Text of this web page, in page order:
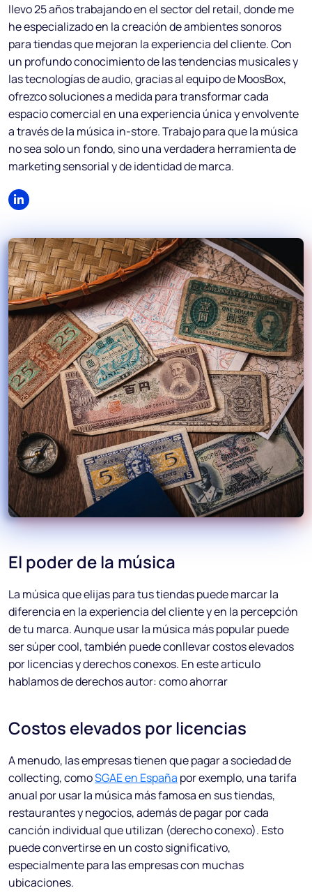
ES
llevo 25 años trabajando en el sector del retail, donde me
he especializado en la creación de ambientes sonoros
para tiendas que mejoran la experiencia del cliente. Con
un profundo conocimiento de las tendencias musicales y
las tecnologías de audio, gracias al equipo de MoosBox,
ofrezco soluciones a medida para transformar cada
espacio comercial en una experiencia única y envolvente
a través de la música in-store. Trabajo para que la música
no sea solo un fondo, sino una verdadera herramienta de
marketing sensorial y de identidad de marca.
El poder de la música
La música que elijas para tus tiendas puede marcar la
diferencia en la experiencia del cliente y en la percepción
de tu marca. Aunque usar la música más popular puede
ser súper cool, también puede conllevar costos elevados
por licencias y derechos conexos. En este articulo
hablamos de derechos autor: como ahorrar
Costos elevados por licencias
A menudo, las empresas tienen que pagar a sociedad de
collecting, comoSGAE en España por exemplo, una tarifa
anual por usar la música más famosa en sus tiendas,
restaurantes y negocios, además de pagar por cada
canción individual que utilizan (derecho conexo). Esto
puede convertirse en un costo significativo,
especialmente para las empresas con muchas
ubicaciones.